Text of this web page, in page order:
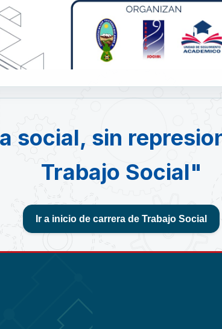
social, sin
Trabajo Social"
Ir a inicio de carrera de Trabajo Social